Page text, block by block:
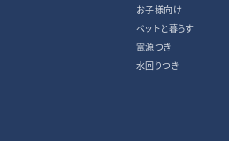
お子様向け
ペットと暮らす
電源つき
水回りつき